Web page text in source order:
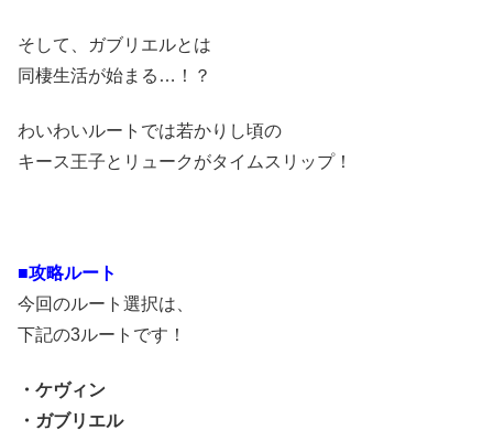
そして、ガブリエルとは
同棲生活が始まる…！？
わいわいルートでは若かりし頃の
キース王子とリュークがタイムスリップ！
■攻略ルート
今回のルート選択は、
下記の3ルートです！
・ケヴィン
・ガブリエル